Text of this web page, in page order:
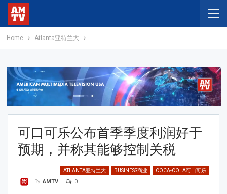
Home Atlanta亚特兰大
可口可乐公布首季季度利润好于
预期，并称其能够控制关税
ATLANTA亚特兰大 BUSINESS商业 COCA-COLA可口可乐
By AMTV 0